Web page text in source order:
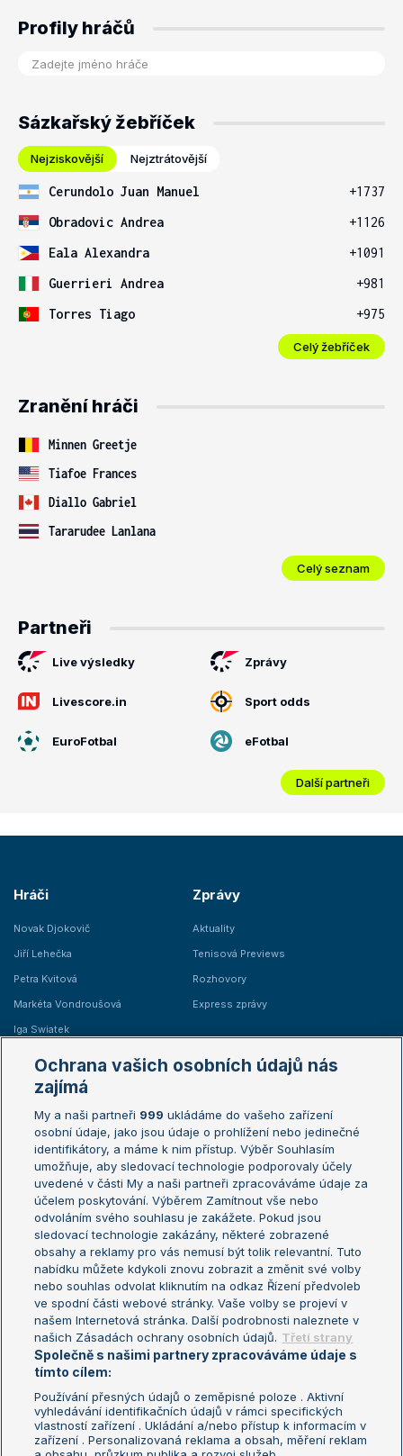
Profily hráčů
Sázkařský žebříček
Nejziskovější Nejztrátovější
Cerundolo Juan Manuel
+1737
Obradovic Andrea
+1126
Eala Alexandra
+1091
Guerrieri Andrea
+981
Torres Tiago
+975
Celý žebříček
Zranění hráči
Minnen Greetje
Tiafoe Frances
Diallo Gabriel
Tararudee Lanlana
Celý seznam
Partneři
Live výsledky Zprávy
Livescore.in Sport odds
EuroFotbal eFotbal
Další partneři
Hráči
Novak Djokovič
Jiří Lehečka
Petra Kvitová
Markéta Vondroušová
Iga Swiatek
Zprávy
Aktuality
Tenisová Previews
Rozhovory
Express zprávy
Žebříčky
Žebříček ATP (muži)
Žebříček WTA (ženy)
Sázkařský žebříček
Australian Open
French Open
Wimbledon
US Open
Turnaj mistrů
Turnaj mistryň
Aktualní trendy
Fotbalové přestupy
Livesport Daily
LS Prague Open
Podmínky užití
Nastavení soukromí
GDPR a žurnalistika
Reklama
Ochrana vašich osobních údajů nás
zajímá
My a naši partneři 999 ukládáme do vašeho zařízení
osobní údaje, jako jsou údaje o prohlížení nebo jedinečné
identifikátory, a máme k nim přístup. Výběr Souhlasím
umožňuje, aby sledovací technologie podporovaly účely
uvedené v části My a naši partneři zpracováváme údaje za
účelem poskytování. Výběrem Zamítnout vše nebo
odvoláním svého souhlasu je zakážete. Pokud jsou
sledovací technologie zakázány, některé zobrazené
obsahy a reklamy pro vás nemusí být tolik relevantní. Tuto
nabídku můžete kdykoli znovu zobrazit a změnit své volby
nebo souhlas odvolat kliknutím na odkaz Řízení předvoleb
ve spodní části webové stránky. Vaše volby se projeví v
našem Internetová stránka. Další podrobnosti naleznete v
našich Zásadách ochrany osobních údajů. Třetí strany
Společně s našimi partnery zpracováváme údaje s
tímto cílem:
Používání přesných údajů o zeměpisné poloze . Aktivní
vyhledávání identifikačních údajů v rámci specifických
vlastností zařízení . Ukládání a/nebo přístup k informacím v
zařízení . Personalizovaná reklama a obsah, měření reklam